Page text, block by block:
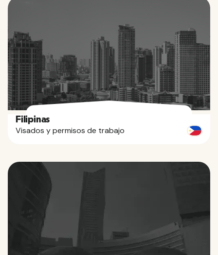
Filipinas
Visados y permisos de trabajo